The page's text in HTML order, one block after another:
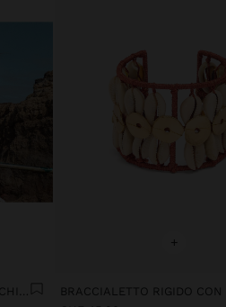
CHOKER UNCINETTO CON CONCHIGLIE
+